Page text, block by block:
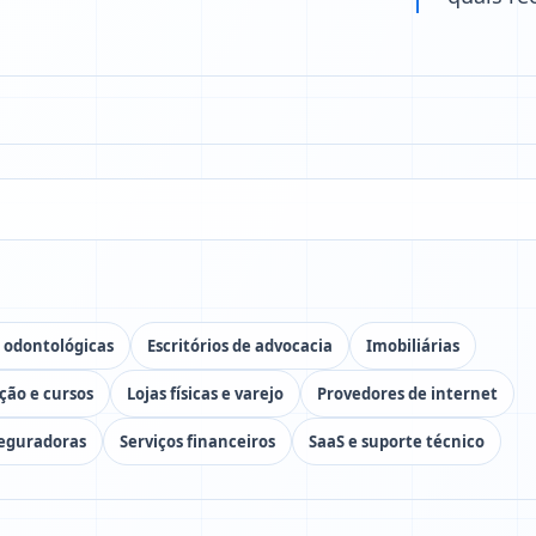
odontológicas Escritórios de advocacia Imobiliárias
e cursos Lojas físicas e varejo Provedores de internet
Serviços financeiros SaaS e suporte técnico